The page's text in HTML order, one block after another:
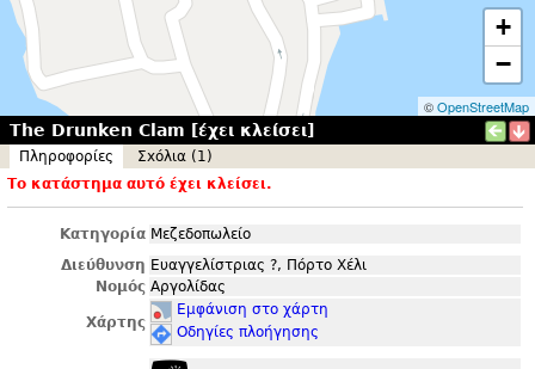
+
−
©OpenStreetMap
The Drunken Clam [έχει κλείσει]
Πληροφορίες
Σxόλια (1)
Το κατάστημα αυτό έχει κλείσει.
Κατηγορία Μεζεδοπωλείο
Διεύθυνση Ευαγγελίστριας ?, Πόρτο Χέλι
Νομός Αργολίδας
Χάρτης
Εμφάνιση στο χάρτη
Οδηγίες πλοήγησης